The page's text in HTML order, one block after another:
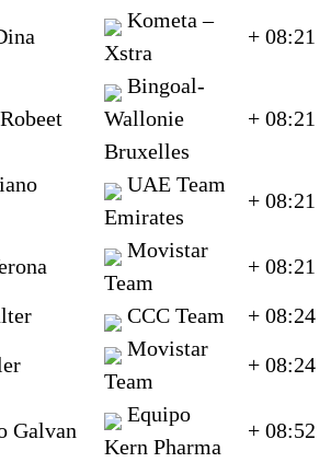
Kometa –
Xstra
+ 08:21
Bingoal-
Wallonie
Bruxelles
+ 08:21
UAE Team
Emirates
+ 08:21
Movistar
Team
+ 08:21
CCC Team + 08:24
Movistar
Team
+ 08:24
Galvan
Equipo
Kern Pharma
+ 08:52